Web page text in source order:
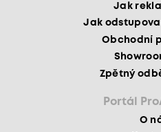
Jak
Jak
Obchodní
Zpětný
Portál
O